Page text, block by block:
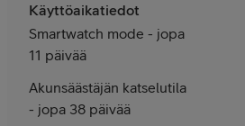
Käyttöaikatiedot
Smartwatch mode - jopa
11 päivää
Akunsäästäjän katselutila
- jopa 38 päivää